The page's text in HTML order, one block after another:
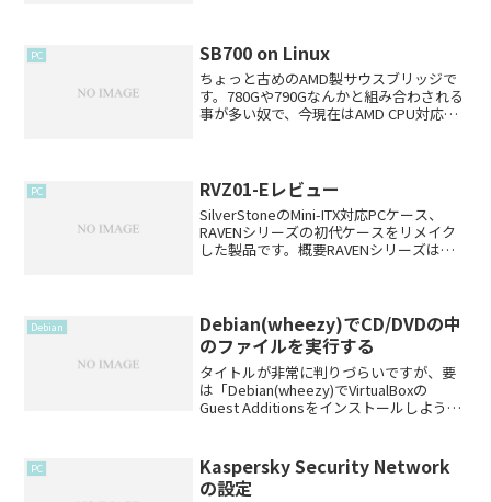
PC SB700 on Linux
ちょっと古めのAMD製サウスブリッジで
す。780Gや790Gなんかと組み合わされる
事が多い奴で、今現在はAMD CPU対応の
PC RVZ01-Eレビュー
SilverStoneのMini-ITX対応PCケース、
RAVENシリーズの初代ケースをリメイク
した製品です。概要RAVENシリーズは
Debian
Debian(wheezy)でCD/DVDの中
のファイルを実行する
タイトルが非常に判りづらいですが、要
は「Debian(wheezy)でVirtualBoxの
Guest Additionsをインストールしようと
PC
Kaspersky Security Network
の設定